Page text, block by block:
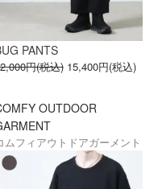
PANTS
円(税込) 15,400円(税込)
OUTDOOR
ムフィアウトドアガーメント